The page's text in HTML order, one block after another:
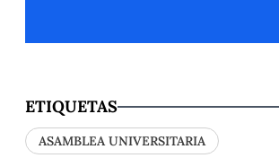
ETIQUETAS
ASAMBLEA UNIVERSITARIA